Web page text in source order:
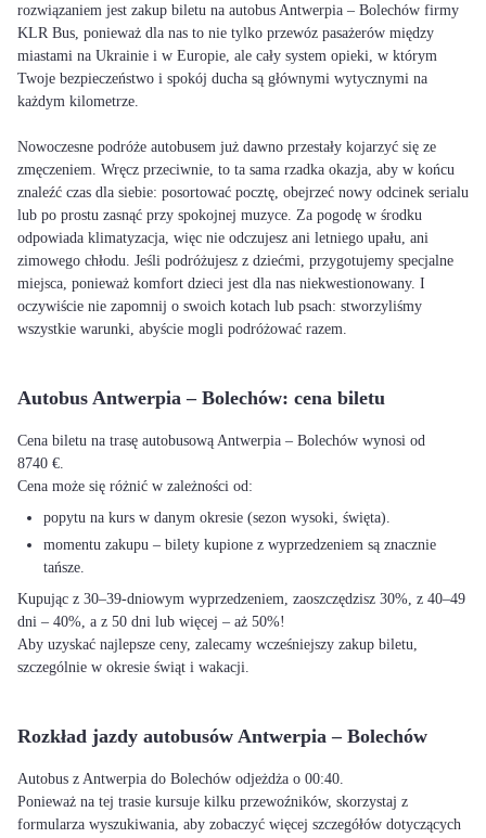
rozwiązaniem jest zakup biletu na autobus Antwerpia – Bolechów firmy
KLR Bus, ponieważ dla nas to nie tylko przewóz pasażerów między
miastami na Ukrainie i w Europie, ale cały system opieki, w którym
Twoje bezpieczeństwo i spokój ducha są głównymi wytycznymi na
każdym kilometrze.
Nowoczesne podróże autobusem już dawno przestały kojarzyć się ze
zmęczeniem. Wręcz przeciwnie, to ta sama rzadka okazja, aby w końcu
znaleźć czas dla siebie: posortować pocztę, obejrzeć nowy odcinek serialu
lub po prostu zasnąć przy spokojnej muzyce. Za pogodę w środku
odpowiada klimatyzacja, więc nie odczujesz ani letniego upału, ani
zimowego chłodu. Jeśli podróżujesz z dziećmi, przygotujemy specjalne
miejsca, ponieważ komfort dzieci jest dla nas niekwestionowany. I
oczywiście nie zapomnij o swoich kotach lub psach: stworzyliśmy
wszystkie warunki, abyście mogli podróżować razem.
Autobus Antwerpia – Bolechów: cena biletu
Cena biletu na trasę autobusową Antwerpia – Bolechów wynosi od
8740 €.
Cena może się różnić w zależności od:
popytu na kurs w danym okresie (sezon wysoki, święta).
momentu zakupu – bilety kupione z wyprzedzeniem są znacznie
tańsze.
Kupując z 30–39-dniowym wyprzedzeniem, zaoszczędzisz 30%, z 40–49
dni – 40%, a z 50 dni lub więcej – aż 50%!
Aby uzyskać najlepsze ceny, zalecamy wcześniejszy zakup biletu,
szczególnie w okresie świąt i wakacji.
Rozkład jazdy autobusów Antwerpia – Bolechów
Autobus z Antwerpia do Bolechów odjeżdża o 00:40.
Ponieważ na tej trasie kursuje kilku przewoźników, skorzystaj z
formularza wyszukiwania, aby zobaczyć więcej szczegółów dotyczących